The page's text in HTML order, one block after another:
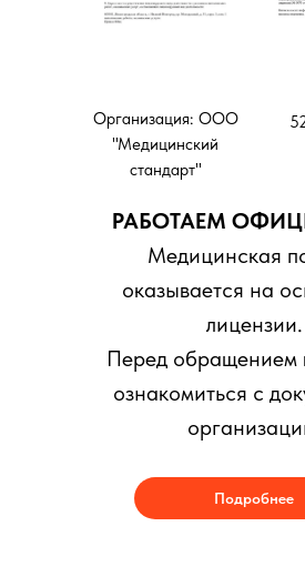
Организация: ООО
"Медицинский
стандарт"
РАБОТАЕМ
Медицинская
оказывается на
лицензии.
Перед обращением
ознакомиться с
Подробнее